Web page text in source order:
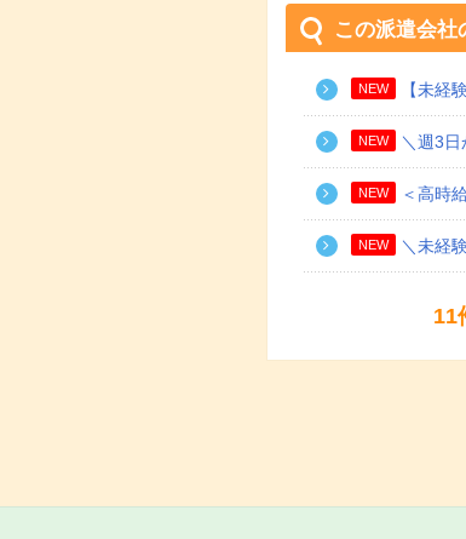
この派遣会社
NEW 【未経
NEW ＼週3
NEW ＜高時
NEW ＼未経
11